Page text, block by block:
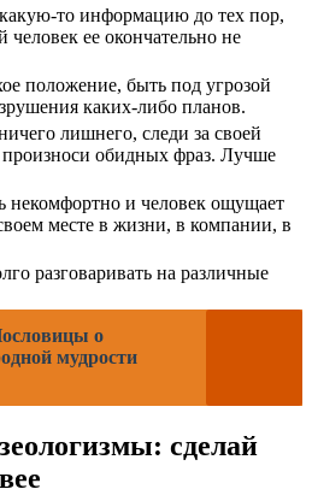
то информацию до тех пор,
человек ее окончательно не
положение, быть под угрозой
каких-либо планов.
лишнего, следи за своей
обидных фраз. Лучше
некомфортно и человек ощущает
месте в жизни, в компании, в
разговаривать на различные
о
мудрости
сделай